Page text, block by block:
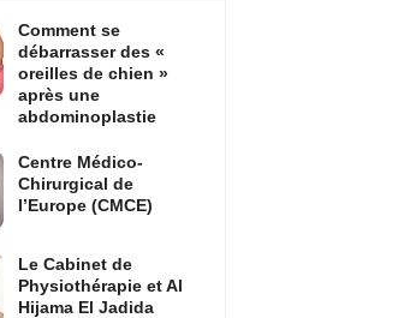
Comment se
débarrasser des «
oreilles de chien »
après une
abdominoplastie
Centre Médico-
Chirurgical de
l’Europe (CMCE)
Le Cabinet de
Physiothérapie et Al
Hijama El Jadida